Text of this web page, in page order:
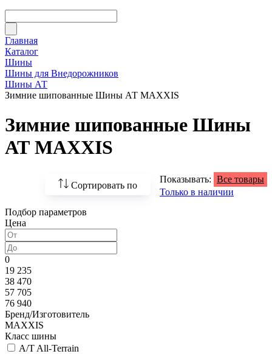
Главная
Каталог
Шины
Шины для Внедорожников
Шины АТ
Зимние шипованные Шины АТ MAXXIS
Зимние шипованные Шины
АТ MAXXIS
Сортировать по
По возрастанию
По популярности
Показывать: Все товары
Только в наличии
Подбор параметров
Цена
0
19 235
38 470
57 705
76 940
Бренд/Изготовитель
MAXXIS
Класс шины
A/T All-Terrain